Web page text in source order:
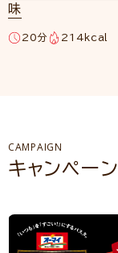
味
20分 214kcal
CAMPAIGN
キャンペーン